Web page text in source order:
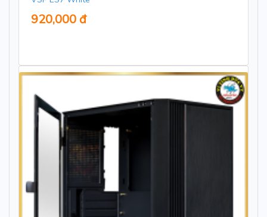
920,000 đ